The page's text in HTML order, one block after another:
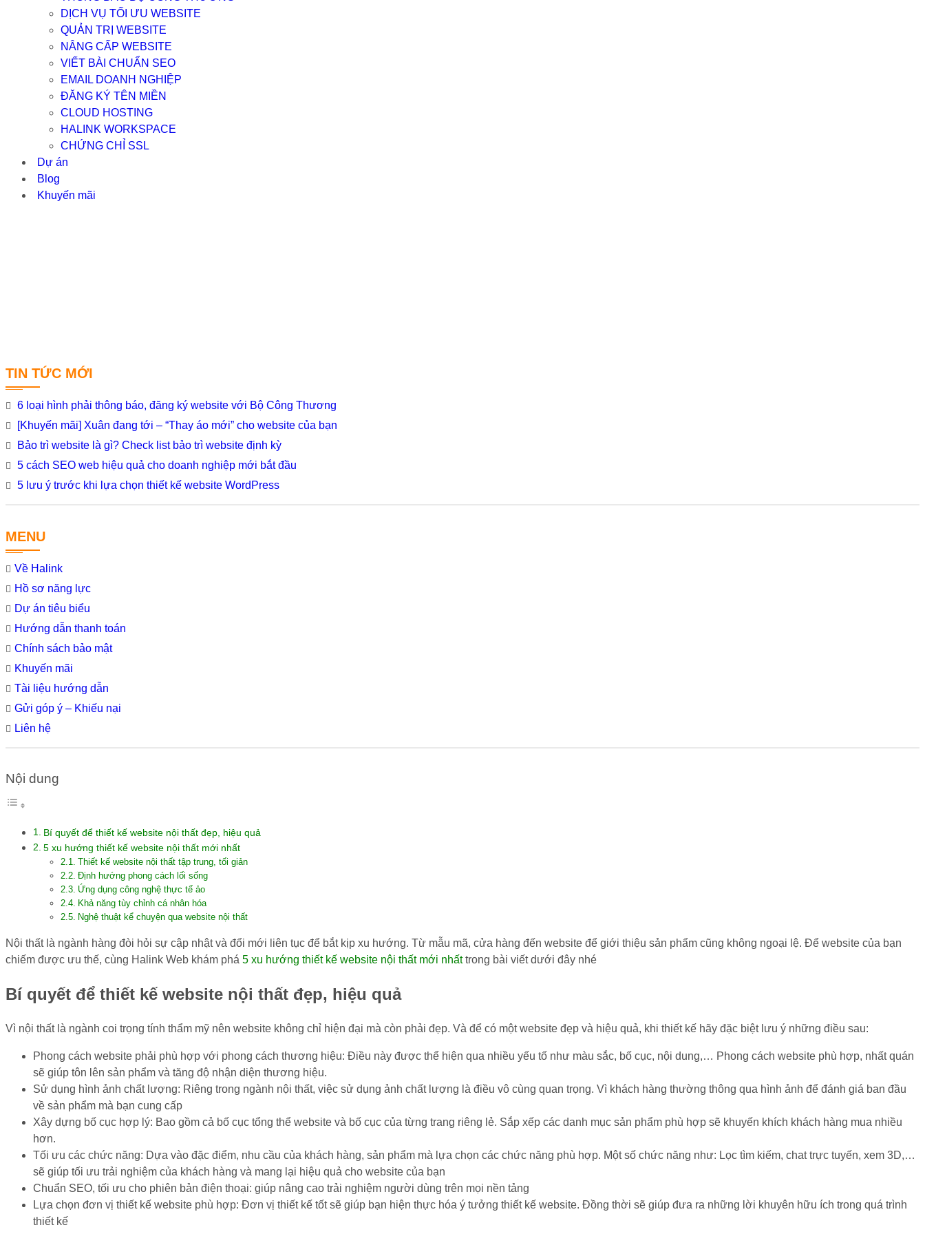
DỊCH VỤ TỐI ƯU WEBSITE
QUẢN TRỊ WEBSITE
NÂNG CẤP WEBSITE
VIẾT BÀI CHUẨN SEO
EMAIL DOANH NGHIỆP
ĐĂNG KÝ TÊN MIỀN
CLOUD HOSTING
HALINK WORKSPACE
CHỨNG CHỈ SSL
Dự án
Blog
Khuyến mãi
TIN TỨC MỚI
6 loại hình phải thông báo, đăng ký website với Bộ Công Thương
[Khuyến mãi] Xuân đang tới – “Thay áo mới” cho website của bạn
Bảo trì website là gì? Check list bảo trì website định kỳ
5 cách SEO web hiệu quả cho doanh nghiệp mới bắt đầu
5 lưu ý trước khi lựa chọn thiết kế website WordPress
MENU
Về Halink
Hồ sơ năng lực
Dự án tiêu biểu
Hướng dẫn thanh toán
Chính sách bảo mật
Khuyến mãi
Tài liệu hướng dẫn
Gửi góp ý – Khiếu nại
Liên hệ
Nội dung
Bí quyết để thiết kế website nội thất đẹp, hiệu quả
5 xu hướng thiết kế website nội thất mới nhất
Thiết kế website nội thất tập trung, tối giản
Định hướng phong cách lối sống
Ứng dụng công nghệ thực tế ảo
Khả năng tùy chỉnh cá nhân hóa
Nghệ thuật kể chuyện qua website nội thất
Nội thất là ngành hàng đòi hỏi sự cập nhật và đổi mới liên tục để bắt kịp xu hướng. Từ mẫu mã, cửa hàng đến website để giới thiệu sản phẩm cũng không ngoại lệ. Để website của bạn
chiếm được ưu thế, cùng Halink Web khám phá 5 xu hướng thiết kế website nội thất mới nhấttrong bài viết dưới đây nhé
Bí quyết để thiết kế website nội thất đẹp, hiệu quả
Vì nội thất là ngành coi trọng tính thẩm mỹ nên website không chỉ hiện đại mà còn phải đẹp. Và để có một website đẹp và hiệu quả, khi thiết kế hãy đặc biệt lưu ý những điều sau:
Phong cách website phải phù hợp với phong cách thương hiệu: Điều này được thể hiện qua nhiều yếu tố như màu sắc, bố cục, nội dung,… Phong cách website phù hợp, nhất quán
sẽ giúp tôn lên sản phẩm và tăng độ nhận diện thương hiệu.
Sử dụng hình ảnh chất lượng: Riêng trong ngành nội thất, việc sử dụng ảnh chất lượng là điều vô cùng quan trọng. Vì khách hàng thường thông qua hình ảnh để đánh giá ban đầu
về sản phẩm mà bạn cung cấp
Xây dựng bố cục hợp lý: Bao gồm cả bố cục tổng thể website và bố cục của từng trang riêng lẻ. Sắp xếp các danh mục sản phẩm phù hợp sẽ khuyến khích khách hàng mua nhiều
hơn.
Tối ưu các chức năng: Dựa vào đặc điểm, nhu cầu của khách hàng, sản phẩm mà lựa chọn các chức năng phù hợp. Một số chức năng như: Lọc tìm kiếm, chat trực tuyến, xem 3D,…
sẽ giúp tối ưu trải nghiệm của khách hàng và mang lại hiệu quả cho website của bạn
Chuẩn SEO, tối ưu cho phiên bản điện thoại: giúp nâng cao trải nghiệm người dùng trên mọi nền tảng
Lựa chọn đơn vị thiết kế website phù hợp: Đơn vị thiết kế tốt sẽ giúp bạn hiện thực hóa ý tưởng thiết kế website. Đồng thời sẽ giúp đưa ra những lời khuyên hữu ích trong quá trình
thiết kế